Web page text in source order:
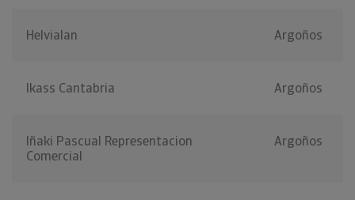
Helvialan Argoños
Ikass Cantabria Argoños
Iñaki Pascual Representacion
Comercial
Argoños